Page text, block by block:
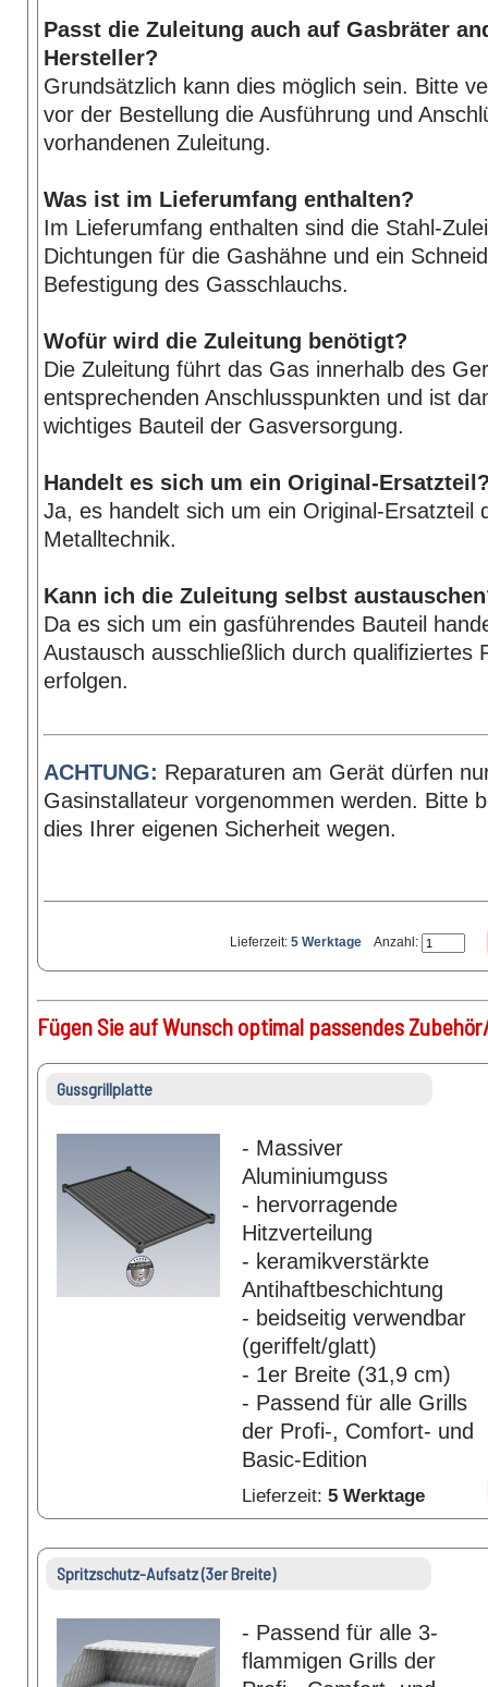
Passt die Zuleitung auch auf Gasbräter
Hersteller?
Grundsätzlich kann dies möglich sein. Bitte
vor der Bestellung die Ausführung und
vorhandenen Zuleitung.
Was ist im Lieferumfang enthalten?
Im Lieferumfang enthalten sind die Stahl-
Dichtungen für die Gashähne und ein
Befestigung des Gasschlauchs.
Wofür wird die Zuleitung benötigt?
Die Zuleitung führt das Gas innerhalb des
entsprechenden Anschlusspunkten und ist
wichtiges Bauteil der Gasversorgung.
Handelt es sich um ein Original-
Ja, es handelt sich um ein Original-Ersatzteil
Metalltechnik.
Kann ich die Zuleitung selbst
Da es sich um ein gasführendes Bauteil
Austausch ausschließlich durch qualifiziertes
erfolgen.
ACHTUNG: Reparaturen am Gerät dürfen
Gasinstallateur vorgenommen werden. Bitte
dies Ihrer eigenen Sicherheit wegen.
Lieferzeit: 5 Werktage Anzahl:
Fügen Sie auf Wunsch optimal passendes
Gussgrillplatte
- Massiver
Aluminiumguss
- hervorragende
Hitzverteilung
- keramikverstärkte
Antihaftbeschichtung
- beidseitig verwendbar
(geriffelt/glatt)
- 1er Breite (31,9 cm)
- Passend für alle Grills
der Profi-, Comfort- und
Basic-Edition
Lieferzeit: 5 Werktage
Spritzschutz-Aufsatz (3er Breite)
- Passend für alle 3-
flammigen Grills der